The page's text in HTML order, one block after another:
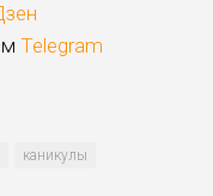
Telegram
каникулы